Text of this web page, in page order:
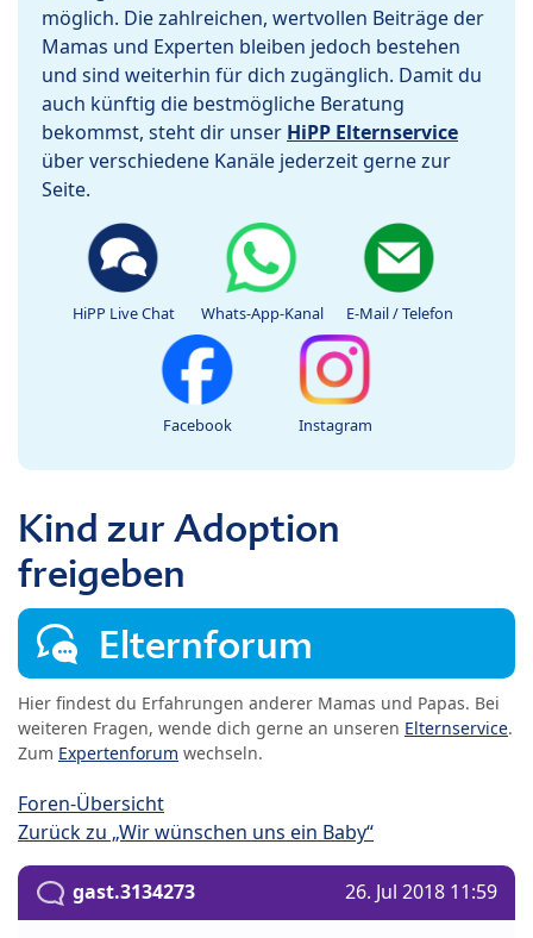
möglich. Die zahlreichen, wertvollen Beiträge der
Mamas und Experten bleiben jedoch bestehen
und sind weiterhin für dich zugänglich. Damit du
auch künftig die bestmögliche Beratung
bekommst, steht dir unser HiPP Elternservice
über verschiedene Kanäle jederzeit gerne zur
Seite.
HiPP Live Chat Whats-App-Kanal E-Mail / Telefon
Facebook Instagram
Kind zur Adoption
freigeben
Elternforum
Hier findest du Erfahrungen anderer Mamas und Papas. Bei
weiteren Fragen, wende dich gerne an unseren Elternservice.
Zum Expertenforum wechseln.
Foren-Übersicht
Zurück zu „Wir wünschen uns ein Baby“
gast.3134273 26. Jul 2018 11:59